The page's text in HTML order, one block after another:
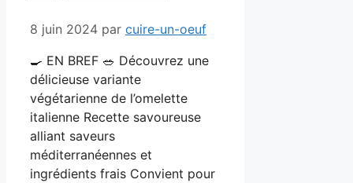
8 juin 2024 par cuire-un-oeuf
🍳 EN BREF 🥗 Découvrez une
délicieuse variante
végétarienne de l’omelette
italienne Recette savoureuse
alliant saveurs
méditerranéennes et
ingrédients frais Convient pour